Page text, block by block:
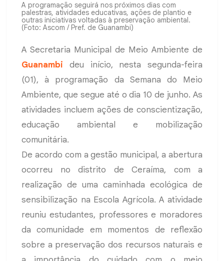
A programação seguirá nos próximos dias com
palestras, atividades educativas, ações de plantio e
outras iniciativas voltadas à preservação ambiental.
(Foto: Ascom / Pref. de Guanambi)
A Secretaria Municipal de Meio Ambiente de
Guanambi deu início, nesta segunda-feira
(01), à programação da Semana do Meio
Ambiente, que segue até o dia 10 de junho. As
atividades incluem ações de conscientização,
educação ambiental e mobilização
comunitária.
De acordo com a gestão municipal, a abertura
ocorreu no distrito de Ceraíma, com a
realização de uma caminhada ecológica de
sensibilização na Escola Agrícola. A atividade
reuniu estudantes, professores e moradores
da comunidade em momentos de reflexão
sobre a preservação dos recursos naturais e